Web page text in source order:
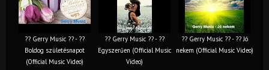
?? Gerry Music ?? - ??
Boldog születésnapot
(Official Music Video)
?? Gerry Music ?? - ??
Egyszerűen (Official Music
Video)
?? Gerry Music ?? - ?? Jó
nekem (Official Music Video)